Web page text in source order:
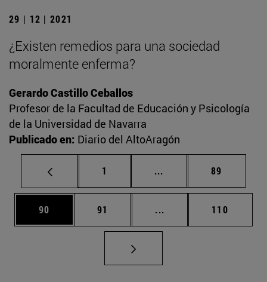
29 | 12 | 2021
¿Existen remedios para una sociedad
moralmente enferma?
Gerardo Castillo Ceballos
Profesor de la Facultad de Educación y Psicología
de la Universidad de Navarra
Publicado en: Diario del AltoAragón
Página
1 ... Páginas intermedias
Página
89
Página
90 Página
91 ... Páginas intermedias
Página
110